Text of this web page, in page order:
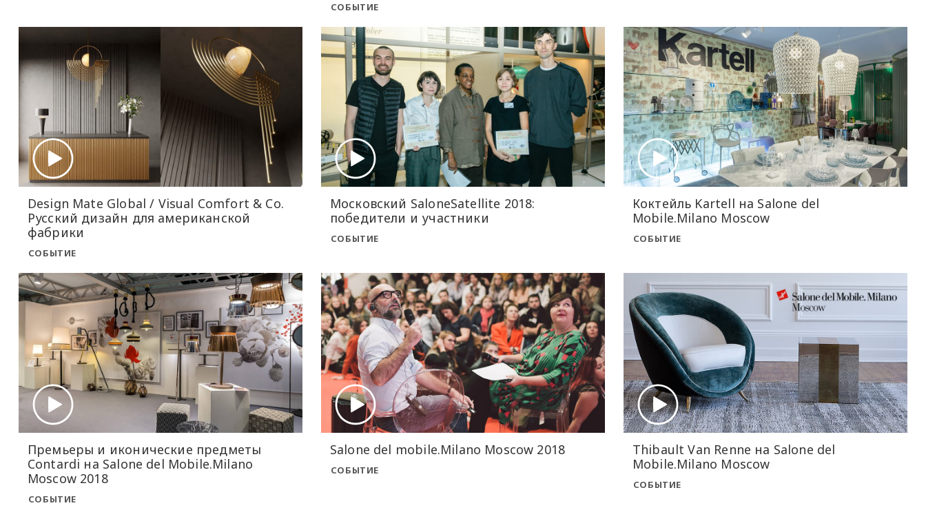
СОБЫТИЕ
Design Mate Global / Visual Comfort & Co.
Русский дизайн для американской
фабрики
СОБЫТИЕ
Московский SaloneSatellite 2018:
победители и участники
СОБЫТИЕ
Коктейль Kartell на Salone del
Mobile.Milano Moscow
СОБЫТИЕ
Премьеры и иконические предметы
Contardi на Salone del Mobile.Milano
Moscow 2018
СОБЫТИЕ
Salone del mobile.Milano Moscow 2018
СОБЫТИЕ
Thibault Van Renne на Salone del
Mobile.Milano Moscow
СОБЫТИЕ